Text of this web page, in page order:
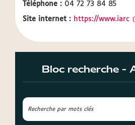
Téléphone : 04 72 73 84 85
Site internet : https://www.iarc
Bloc recherche -